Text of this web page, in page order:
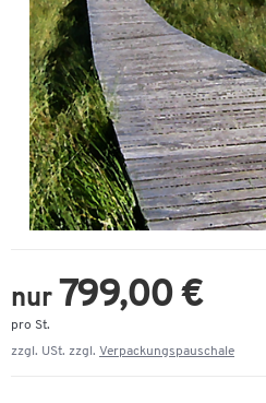
nur 799,00 €
pro St.
zzgl. USt. zzgl. Verpackungspauschale